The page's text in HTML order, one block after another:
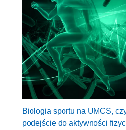
Biologia sportu na UMCS,
podejście do aktywności